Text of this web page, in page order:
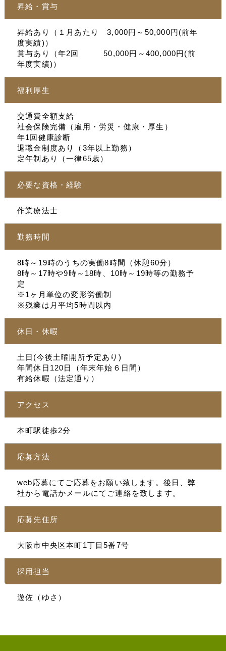
昇給・賞与
昇給あり（１月あたり 3,000円～50,000円(前年
度実績)）
賞与あり（年2回 50,000円～400,000円(前
年度実績)）
福利厚生
交通費全額支給
社会保険完備（雇用・労災・健康・厚生）
年1回健康診断
退職金制度あり（3年以上勤務）
定年制あり（一律65歳）
必要な資格・経験
作業療法士
勤務時間
8時～19時のうちの実働8時間（休憩60分）
8時～17時や9時～18時、10時～19時等の勤務予
定
※1ヶ月単位の変形労働制
※残業は月平均5時間以内
休日・休暇
土日(今後土曜開所予定あり)
年間休日120日（年末年始６日間）
有給休暇（法定通り）
アクセス
本町駅徒歩2分
応募方法
web応募にてご応募をお願い致します。後日、弊
社から電話かメールにてご連絡を致します。
応募先住所
大阪市中央区本町1丁目5番7号
採用担当
遊佐（ゆさ）